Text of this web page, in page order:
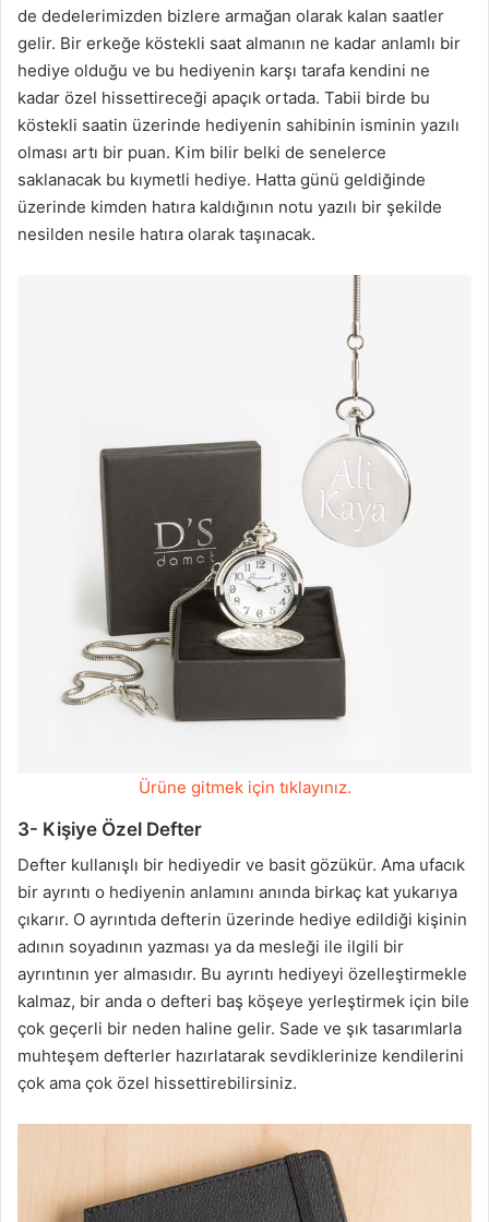
de dedelerimizden bizlere armağan olarak kalan saatler
gelir. Bir erkeğe köstekli saat almanın ne kadar anlamlı bir
hediye olduğu ve bu hediyenin karşı tarafa kendini ne
kadar özel hissettireceği apaçık ortada. Tabii birde bu
köstekli saatin üzerinde hediyenin sahibinin isminin yazılı
olması artı bir puan. Kim bilir belki de senelerce
saklanacak bu kıymetli hediye. Hatta günü geldiğinde
üzerinde kimden hatıra kaldığının notu yazılı bir şekilde
nesilden nesile hatıra olarak taşınacak.
Ürüne gitmek için tıklayınız.
3- Kişiye Özel Defter
Defter kullanışlı bir hediyedir ve basit gözükür. Ama ufacık
bir ayrıntı o hediyenin anlamını anında birkaç kat yukarıya
çıkarır. O ayrıntıda defterin üzerinde hediye edildiği kişinin
adının soyadının yazması ya da mesleği ile ilgili bir
ayrıntının yer almasıdır. Bu ayrıntı hediyeyi özelleştirmekle
kalmaz, bir anda o defteri baş köşeye yerleştirmek için bile
çok geçerli bir neden haline gelir. Sade ve şık tasarımlarla
muhteşem defterler hazırlatarak sevdiklerinize kendilerini
çok ama çok özel hissettirebilirsiniz.